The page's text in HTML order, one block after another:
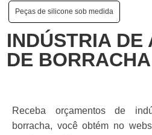
Peças de silicone sob medida
INDÚSTRIA DE
DE BORRACHA
Receba orçamentos de
borracha, você obtém no